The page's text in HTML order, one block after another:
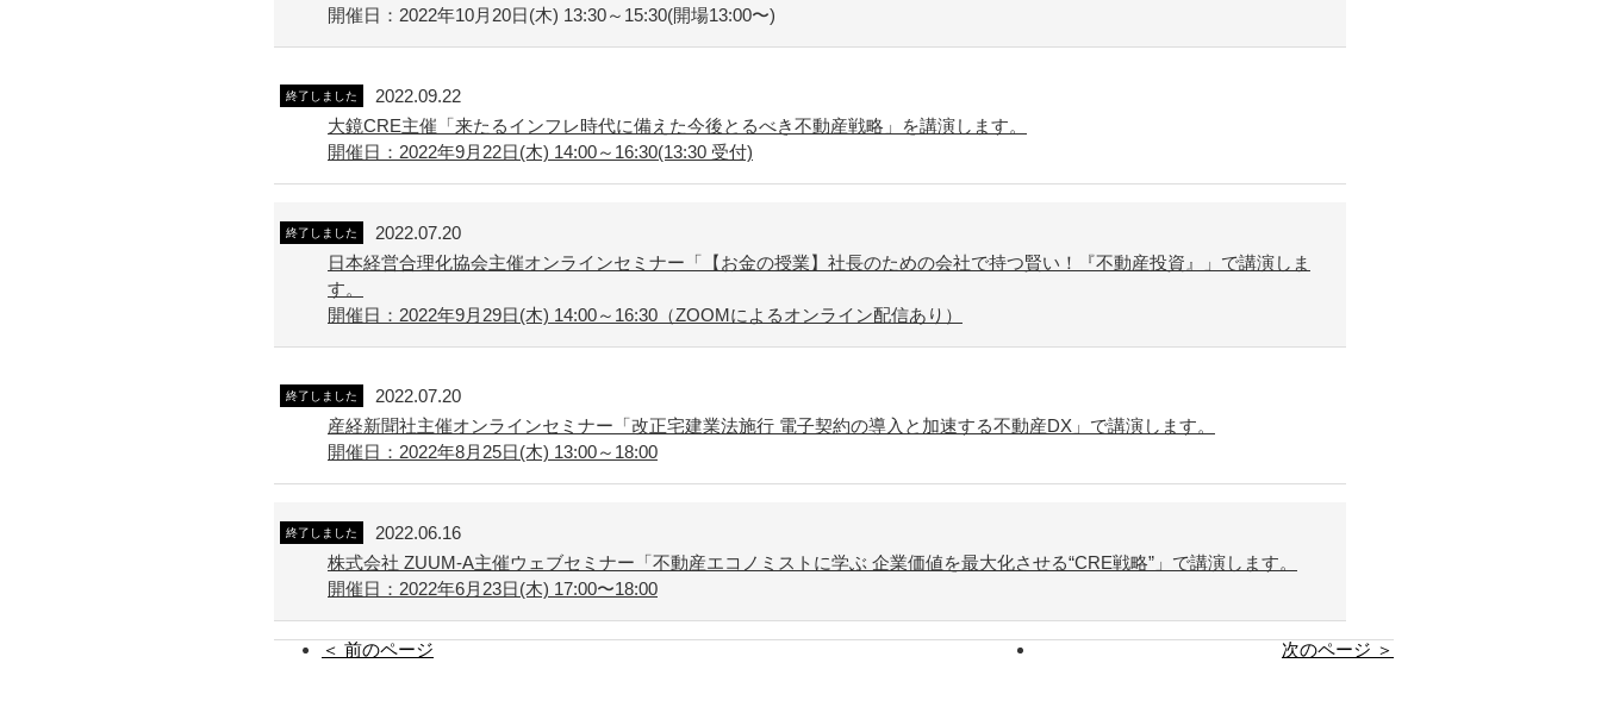
開催日：2022年10月20日(木) 13:30～15:30(開場13:00〜)
終了しました
2022.09.22
大鏡CRE主催「来たるインフレ時代に備えた今後とるべき不動産戦略」を講演します。
開催日：2022年9月22日(木) 14:00～16:30(13:30 受付)
終了しました
2022.07.20
日本経営合理化協会主催オンラインセミナー「【お金の授業】社長のための会社で持つ賢い！『不動産投資』」で講演しま
す。
開催日：2022年9月29日(木) 14:00～16:30（ZOOMによるオンライン配信あり）
終了しました
2022.07.20
産経新聞社主催オンラインセミナー「改正宅建業法施行 電子契約の導入と加速する不動産DX」で講演します。
開催日：2022年8月25日(木) 13:00～18:00
終了しました
2022.06.16
株式会社 ZUUM-A主催ウェブセミナー「不動産エコノミストに学ぶ 企業価値を最大化させる“CRE戦略”」で講演します。
開催日：2022年6月23日(木) 17:00〜18:00
＜ 前のページ 次のページ ＞